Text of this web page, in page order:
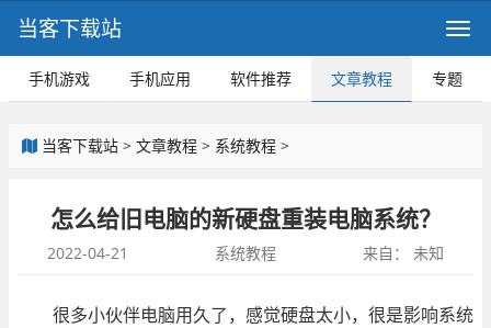
当客下载站
手机游戏 手机应用 软件推荐 文章教程 专题
当客下载站 > 文章教程 > 系统教程 >
怎么给旧电脑的新硬盘重装电脑系统？
2022-04-21 系统教程 来自： 未知
很多小伙伴电脑用久了，感觉硬盘太小，很是影响系统